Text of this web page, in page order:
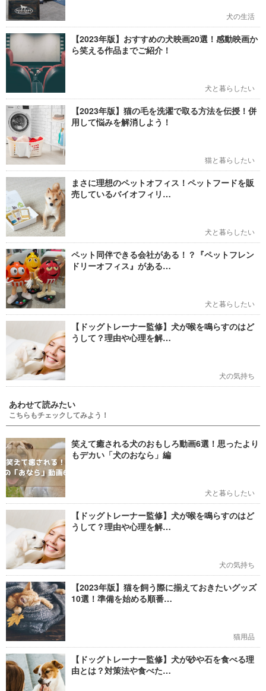
犬の生活
【2023年版】おすすめの犬映画20選！感動映画か
ら笑える作品までご紹介！
犬と暮らしたい
【2023年版】猫の毛を洗濯で取る方法を伝授！併
用して悩みを解消しよう！
猫と暮らしたい
まさに理想のペットオフィス！ペットフードを販
売しているバイオフィリ…
犬と暮らしたい
ペット同伴できる会社がある！？『ペットフレン
ドリーオフィス』がある…
犬と暮らしたい
【ドッグトレーナー監修】犬が喉を鳴らすのはど
うして？理由や心理を解…
犬の気持ち
あわせて読みたい
こちらもチェックしてみよう！
笑えて癒される犬のおもしろ動画6選！思ったより
もデカい「犬のおなら」編
犬と暮らしたい
【ドッグトレーナー監修】犬が喉を鳴らすのはど
うして？理由や心理を解…
犬の気持ち
【2023年版】猫を飼う際に揃えておきたいグッズ
10選！準備を始める順番…
猫用品
【ドッグトレーナー監修】犬が砂や石を食べる理
由とは？対策法や食べた…